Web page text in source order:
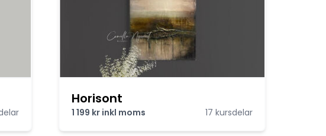
Horisont
1 199 kr inkl moms 17 kursdelar